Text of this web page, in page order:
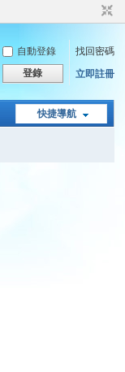
自動登錄
找回密碼
登錄 立即註冊
快捷導航